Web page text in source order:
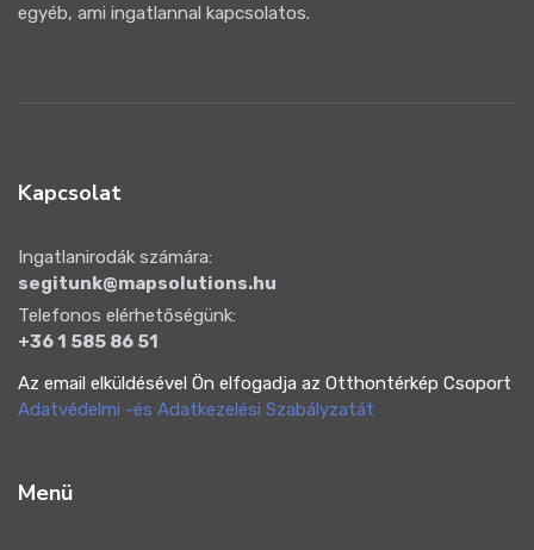
egyéb, ami ingatlannal kapcsolatos.
Kapcsolat
Ingatlanirodák számára:
segitunk@mapsolutions.hu
Telefonos elérhetőségünk:
+36 1 585 86 51
Az email elküldésével Ön elfogadja az Otthontérkép Csoport
Adatvédelmi -és Adatkezelési Szabályzatát
Menü